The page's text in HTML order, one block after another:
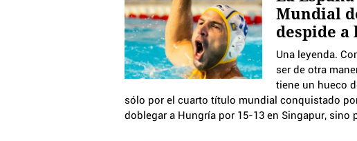
Mundial
despide a
Una leyenda.
ser de otra
tiene un hueco
sólo por el cuarto título mundial conquistado
doblegar a Hungría por 15-13 en Singapur, sino